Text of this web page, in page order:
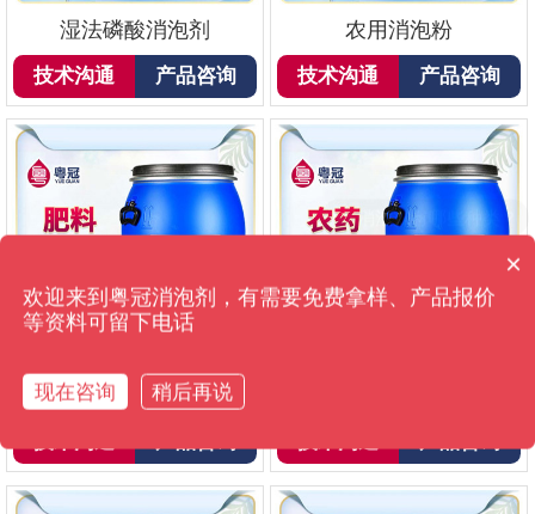
湿法磷酸消泡剂
技术沟通 产品咨询
农用消泡粉
技术沟通 产品咨询
肥料消泡剂
你们是怎么收费的呢？
×
欢迎来到粤冠消泡剂，有需要免费拿样、产品报价
等资料可留下电话
现在咨询 稍后再说